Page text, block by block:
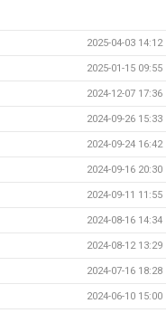
2025-04-03 14:12
2025-01-15 09:55
2024-12-07 17:36
2024-09-26 15:33
2024-09-24 16:42
2024-09-16 20:30
2024-09-11 11:55
2024-08-16 14:34
2024-08-12 13:29
2024-07-16 18:28
2024-06-10 15:00